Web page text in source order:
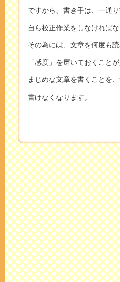
ですから、書き手は、一通
自ら校正作業をしなければな
その為には、文章を何度も
「感度」を磨いておくことが
まじめな文章を書くことを
書けなくなります。